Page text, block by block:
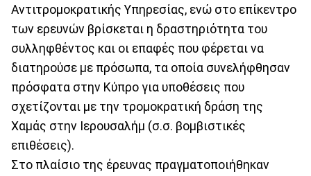
Αντιτρομοκρατικής Υπηρεσίας, ενώ στο επίκεντρο
των ερευνών βρίσκεται η δραστηριότητα του
συλληφθέντος και οι επαφές που φέρεται να
διατηρούσε με πρόσωπα, τα οποία συνελήφθησαν
πρόσφατα στην Κύπρο για υποθέσεις που
σχετίζονται με την τρομοκρατική δράση της
Χαμάς στην Ιερουσαλήμ (σ.σ. βομβιστικές
επιθέσεις).
Στο πλαίσιο της έρευνας πραγματοποιήθηκαν